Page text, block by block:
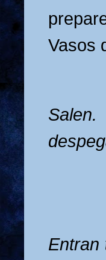
Vasos
Entran